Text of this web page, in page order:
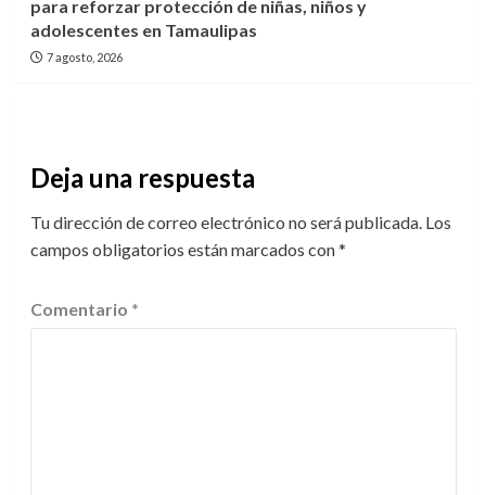
para reforzar protección de niñas, niños y
adolescentes en Tamaulipas
7 agosto, 2026
Deja una respuesta
Tu dirección de correo electrónico no será publicada. Los
campos obligatorios están marcados con*
Comentario *